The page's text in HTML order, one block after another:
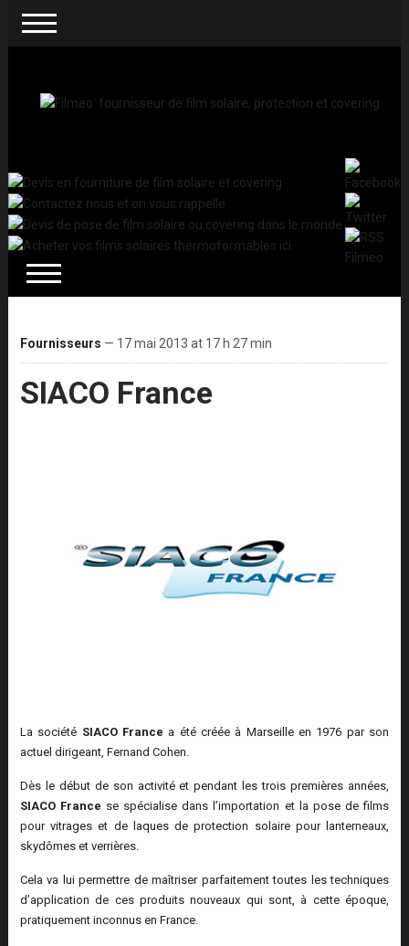
Fournisseurs — 17 mai 2013 at 17 h 27 min
SIACO France
La société SIACO France a été créée à Marseille en 1976 par son
actuel dirigeant, Fernand Cohen.
Dès le début de son activité et pendant les trois premières années,
SIACO France se spécialise dans l’importation et la pose de films
pour vitrages et de laques de protection solaire pour lanterneaux,
skydômes et verrières.
Cela va lui permettre de maîtriser parfaitement toutes les techniques
d’application de ces produits nouveaux qui sont, à cette époque,
pratiquement inconnus en France.